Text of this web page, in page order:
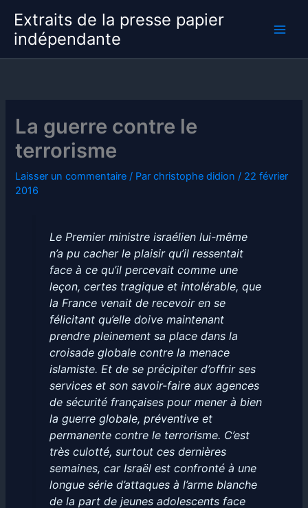
contenu
Extraits de la presse papier
indépendante
La guerre contre le
terrorisme
Laisser un commentaire / Parchristophe didion / 22 février
2016
Le Premier ministre israélien lui-même
n’a pu cacher le plaisir qu’il ressentait
face à ce qu’il percevait comme une
leçon, certes tragique et intolérable, que
la France venait de recevoir en se
félicitant qu’elle doive maintenant
prendre pleinement sa place dans la
croisade globale contre la menace
islamiste. Et de se précipiter d’offrir ses
services et son savoir-faire aux agences
de sécurité françaises pour mener à bien
la guerre globale, préventive et
permanente contre le terrorisme. C’est
très culotté, surtout ces dernières
semaines, car Israël est confronté à une
longue série d’attaques à l’arme blanche
de la part de jeunes adolescents face